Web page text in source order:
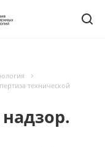
технической